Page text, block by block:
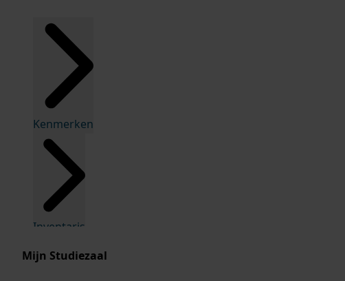
Kenmerken
Inventaris
Mijn Studiezaal